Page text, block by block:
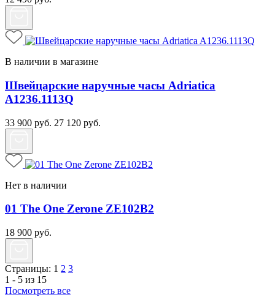
В наличии в магазине
Швейцарские наручные часы Adriatica
A1236.1113Q
33 900 руб. 27 120 руб.
Нет в наличии
01 The One Zerone ZE102B2
18 900 руб.
Страницы: 1 2 3
1 - 5 из 15
Посмотреть все